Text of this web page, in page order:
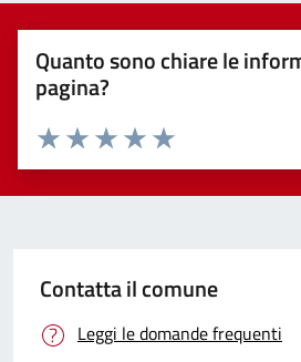
Quanto sono chiare le
pagina?
Valuta 5 stelle su 5
Valuta 4 stelle su 5
Valuta 3 stelle su 5
Valuta 2 stelle su 5
Valuta 1 stelle su 5
Contatta il comune
Leggi le domande frequenti